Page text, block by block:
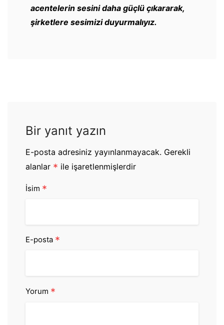
acentelerin sesini daha güçlü çıkararak,
şirketlere sesimizi duyurmalıyız.
Bir yanıt yazın
E-posta adresiniz yayınlanmayacak. Gerekli
alanlar * ile işaretlenmişlerdir
İsim *
E-posta *
Yorum *